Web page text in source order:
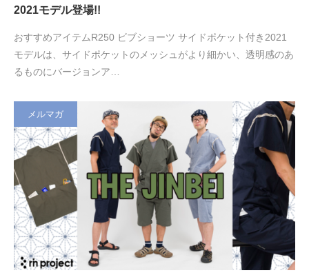
2021モデル登場!!
おすすめアイテムR250 ビブショーツ サイドポケット付き2021
モデルは、サイドポケットのメッシュがより細かい、透明感のあ
るものにバージョンア…
メルマガ